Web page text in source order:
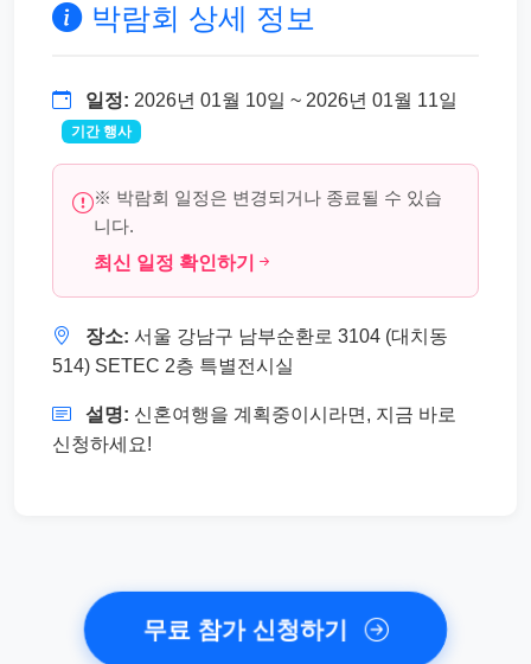
박람회 상세 정보
일정: 2026년 01월 10일 ~ 2026년 01월 11일
기간 행사
※ 박람회 일정은 변경되거나 종료될 수 있습
니다.
최신 일정 확인하기
장소: 서울 강남구 남부순환로 3104 (대치동
514) SETEC 2층 특별전시실
설명: 신혼여행을 계획중이시라면, 지금 바로
신청하세요!
무료 참가 신청하기